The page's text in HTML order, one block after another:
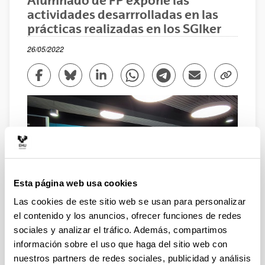
Esta página web usa cookies
Las cookies de este sitio web se usan para personalizar
el contenido y los anuncios, ofrecer funciones de redes
sociales y analizar el tráfico. Además, compartimos
información sobre el uso que haga del sitio web con
nuestros partners de redes sociales, publicidad y análisis
actividades desarrrolladas en las
prácticas realizadas en los SGIker
26/05/2022
Compartir en Facebook - (Abre una nueva ventana)
Compartir en Bluesky - (Abre una nueva ventana)
Compartir en Linkedin - (Abre una nueva
Compartir en Whatsapp - (Abre
Compartir en Telegram -
Enviar por correo
Copiar
El alumnado de Formación Profesional, FP, que ha
realizado prácticas en los Servicios Generales de
Investigación, SGIker, de la UPV/EHU, ha mostrado las